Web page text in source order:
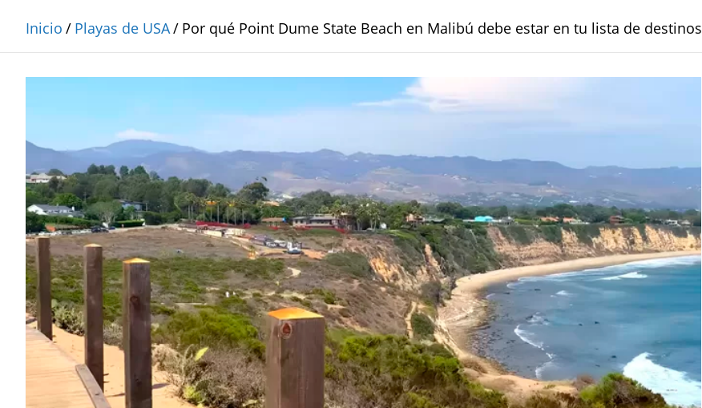
Inicio Playas de USA Por qué Point Dume State Beach en Malibú debe estar en tu lista de destinos